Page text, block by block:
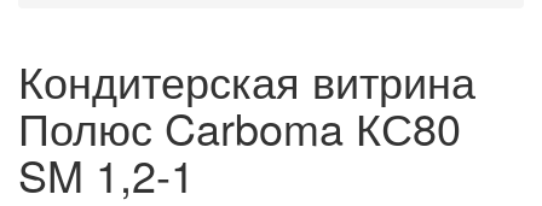
Кондитерская витрина
Полюс Carboma КС80
SM 1,2-1